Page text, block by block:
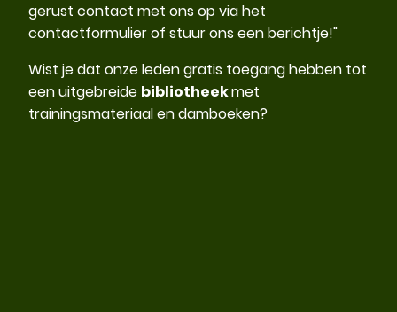
gerust contact met ons op via het
contactformulier of stuur ons een berichtje!"
Wist je dat onze leden gratis toegang hebben tot
een uitgebreide bibliotheekmet
trainingsmateriaal en damboeken?